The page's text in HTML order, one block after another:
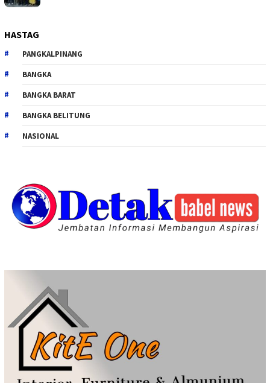
HASTAG
PANGKALPINANG
BANGKA
BANGKA BARAT
BANGKA BELITUNG
NASIONAL